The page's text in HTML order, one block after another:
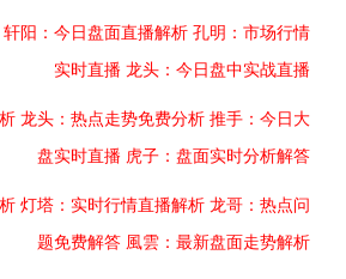
轩阳：今日盘面直播解析 孔明：市场行情
实时直播 龙头：今日盘中实战直播
龙头：热点走势免费分析 推手：今日大
盘实时直播 虎子：盘面实时分析解答
灯塔：实时行情直播解析 龙哥：热点问
题免费解答 風雲：最新盘面走势解析